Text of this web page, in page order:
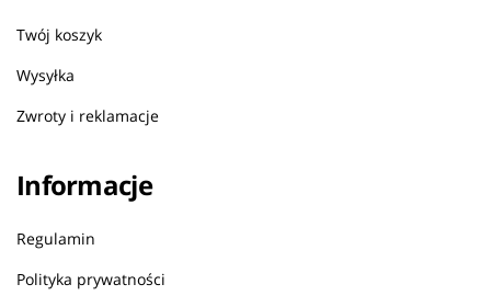
Twój koszyk
Wysyłka
Zwroty i reklamacje
Informacje
Regulamin
Polityka prywatności